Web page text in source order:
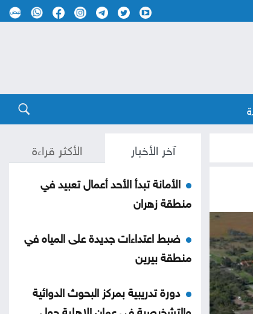
آخر الأخبار الأكثر قراءة
الأمانة تبدأ الأحد أعمال تعبيد في
منطقة زهران
ضبط اعتداءات جديدة على المياه في
منطقة بيرين
دورة تدريبية بمركز البحوث الدوائية